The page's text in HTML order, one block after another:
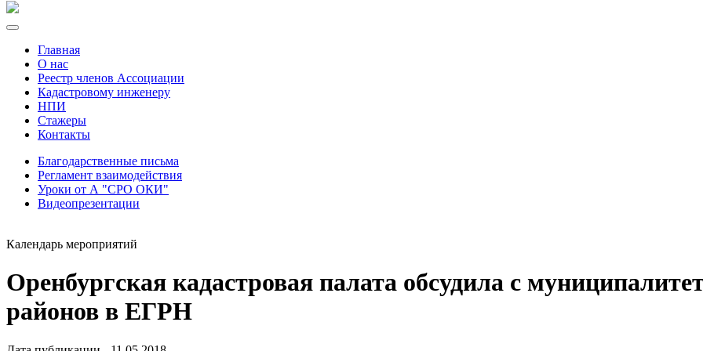
Главная
О нас
Реестр членов Ассоциации
Кадастровому инженеру
НПИ
Стажеры
Контакты
Благодарственные письма
Регламент взаимодействия
Уроки от А "СРО ОКИ"
Видеопрезентации
Календарь мероприятий
Оренбургская кадастровая палата обсудила с
районов в ЕГРН